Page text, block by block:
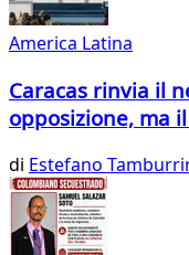
America Latina
Caracas rinvia il
opposizione, ma
di Estefano